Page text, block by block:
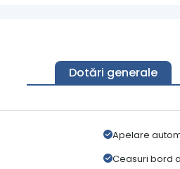
Dotări generale
Apelare
Ceasuri bord